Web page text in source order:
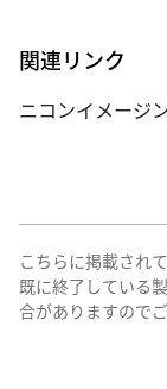
関連リンク
ニコンイメージ
こちらに掲載され
既に終了している
合がありますので